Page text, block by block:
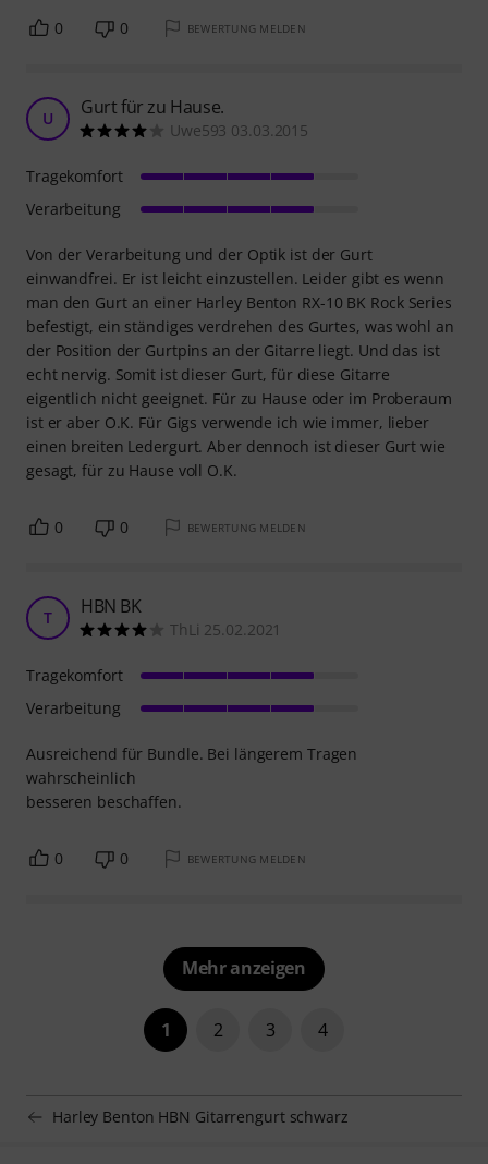
0 0 BEWERTUNG MELDEN
U Gurt für zu Hause.
Uwe593 03.03.2015
Von der Verarbeitung und der Optik ist der Gurt
einwandfrei. Er ist leicht einzustellen. Leider gibt es wenn
man den Gurt an einer Harley Benton RX-10 BK Rock Series
befestigt, ein ständiges verdrehen des Gurtes, was wohl an
der Position der Gurtpins an der Gitarre liegt. Und das ist
echt nervig. Somit ist dieser Gurt, für diese Gitarre
eigentlich nicht geeignet. Für zu Hause oder im Proberaum
ist er aber O.K. Für Gigs verwende ich wie immer, lieber
einen breiten Ledergurt. Aber dennoch ist dieser Gurt wie
gesagt, für zu Hause voll O.K.
Tragekomfort
Verarbeitung
0 0 BEWERTUNG MELDEN
T HBN BK
ThLi 25.02.2021
Ausreichend für Bundle. Bei längerem Tragen
wahrscheinlich
besseren beschaffen.
Tragekomfort
Verarbeitung
0 0 BEWERTUNG MELDEN
Mehr anzeigen
1 2 3 4
Harley Benton HBN Gitarrengurt schwarz